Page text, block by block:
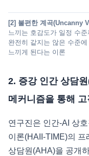
[2] 불편한 계곡(Uncanny
느끼는 호감도가 일정 수
완전히 같지는 않은 수준
느끼게 된다는 이론
2. 증강 인간 상담
메커니즘을 통해
연구진은 인간-AI 상
이론(HAII-TIME)의
상담원(AHA)을 공개